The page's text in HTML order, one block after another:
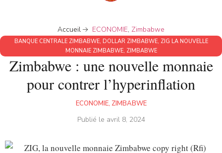
Accueil ECONOMIE, Zimbabwe
BANQUE CENTRALE ZIMBABWE, DOLLAR ZIMBABWE, ZIG LA NOUVELLE
MONNAIE ZIMBABWE, ZIMBABWE
Zimbabwe : une nouvelle monnaie
pour contrer l’hyperinflation
ECONOMIE, ZIMBABWE
Publié le avril 8, 2024